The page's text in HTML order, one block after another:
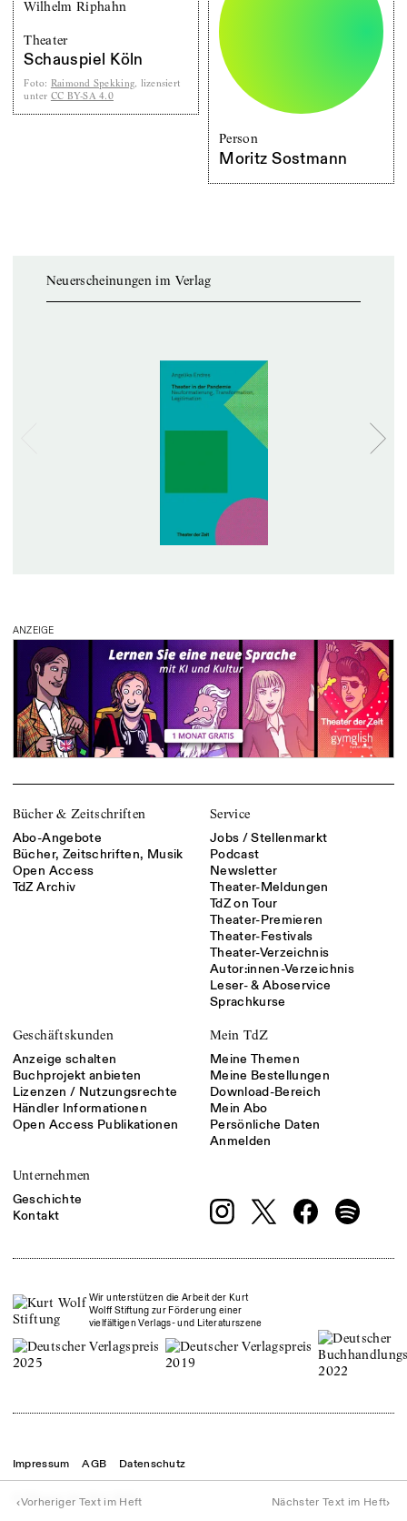
Theater
Schauspiel Köln
Foto: Raimond Spekking, lizensiert
unter CC BY-SA 4.0
Person
Moritz Sostmann
‹Vorheriger Text im Heft Nächster Text im Heft›
Neuerscheinungen im Verlag
ANZEIGE
Bücher & Zeitschriften
Abo-Angebote
Bücher, Zeitschriften, Musik
Open Access
TdZ Archiv
Service
Jobs / Stellenmarkt
Podcast
Newsletter
Theater-Meldungen
TdZ on Tour
Theater-Premieren
Theater-Festivals
Theater-Verzeichnis
Autor:innen-Verzeichnis
Leser- & Aboservice
Sprachkurse
Geschäftskunden
Anzeige schalten
Buchprojekt anbieten
Lizenzen / Nutzungsrechte
Händler Informationen
Open Access Publikationen
Mein TdZ
Meine Themen
Meine Bestellungen
Download-Bereich
Mein Abo
Persönliche Daten
Anmelden
Unternehmen
Geschichte
Kontakt
Wir unterstützen die Arbeit der Kurt
Wolff Stiftung zur Förderung einer
vielfältigen Verlags- und Literaturszene
© Theater der Zeit2026
Impressum AGB Datenschutz